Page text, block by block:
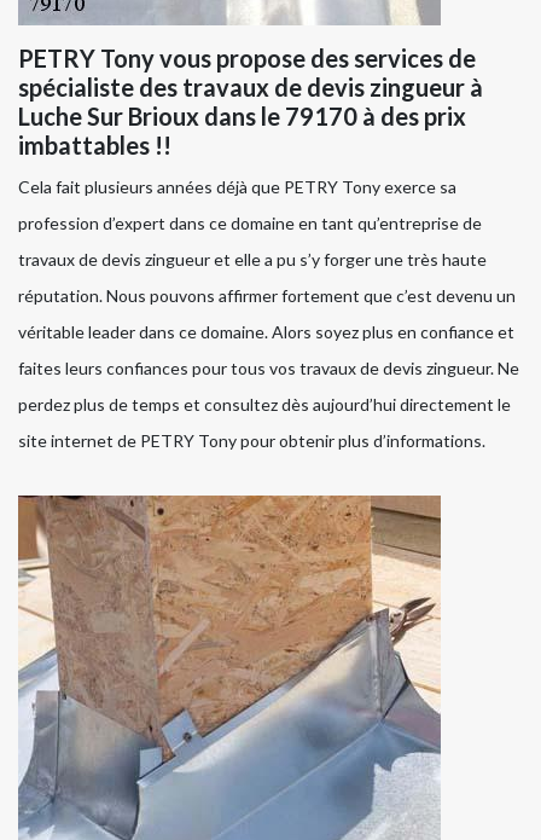
PETRY Tony vous propose des services de
spécialiste des travaux de devis zingueur à
Luche Sur Brioux dans le 79170 à des prix
imbattables !!
Cela fait plusieurs années déjà que PETRY Tony exerce sa
profession d’expert dans ce domaine en tant qu’entreprise de
travaux de devis zingueur et elle a pu s’y forger une très haute
réputation. Nous pouvons affirmer fortement que c’est devenu un
véritable leader dans ce domaine. Alors soyez plus en confiance et
faites leurs confiances pour tous vos travaux de devis zingueur. Ne
perdez plus de temps et consultez dès aujourd’hui directement le
site internet de PETRY Tony pour obtenir plus d’informations.